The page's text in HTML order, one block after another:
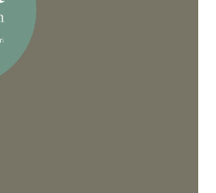
on Spanish main